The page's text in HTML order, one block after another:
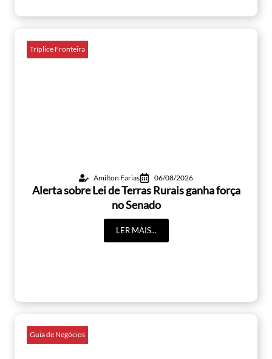
Tríplice Fronteira
Amilton Farias 06/08/2026
Alerta sobre Lei de Terras Rurais ganha força
no Senado
LER MAIS...
Guia de Negócios